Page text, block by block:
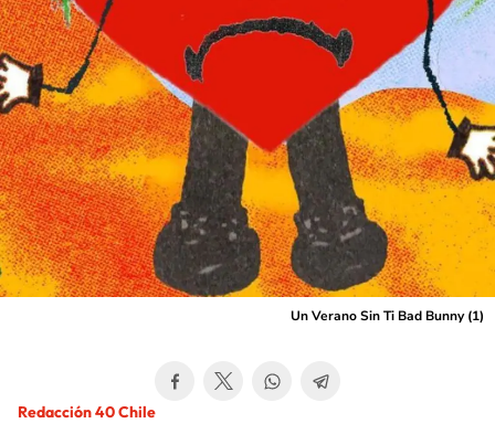
Un Verano Sin Ti Bad Bunny (1)
Redacción 40 Chile